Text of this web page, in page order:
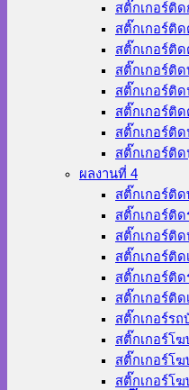
สติ๊กเกอร์ติ
สติ๊กเกอร์ติ
สติ๊กเกอร์ติ
สติ๊กเกอร์ติ
สติ๊กเกอร์ติด
สติ๊กเกอร์ติด
สติ๊กเกอร์ติ
สติ๊กเกอร์ติ
ผลงานที่ 4
สติ๊กเกอร์ติ
สติ๊กเกอร์ติ
สติ๊กเกอร์ติ
สติ๊กเกอร์ติด
สติ๊กเกอร์ติด
สติ๊กเกอร์ติด
สติ๊กเกอร์รถ
สติ๊กเกอร์โ
สติ๊กเกอร์โ
สติ๊กเกอร์โ